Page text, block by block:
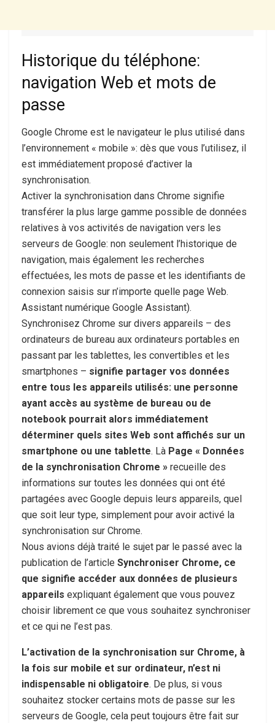
Historique du téléphone:
navigation Web et mots de
passe
Google Chrome est le navigateur le plus utilisé dans
l’environnement « mobile »: dès que vous l’utilisez, il
est immédiatement proposé d’activer la
synchronisation.
Activer la synchronisation dans Chrome signifie
transférer la plus large gamme possible de données
relatives à vos activités de navigation vers les
serveurs de Google: non seulement l’historique de
navigation, mais également les recherches
effectuées, les mots de passe et les identifiants de
connexion saisis sur n’importe quelle page Web.
Assistant numérique Google Assistant).
Synchronisez Chrome sur divers appareils – des
ordinateurs de bureau aux ordinateurs portables en
passant par les tablettes, les convertibles et les
smartphones – signifie partager vos données
entre tous les appareils utilisés: une personne
ayant accès au système de bureau ou de
notebook pourrait alors immédiatement
déterminer quels sites Web sont affichés sur un
smartphone ou une tablette. Là Page « Données
de la synchronisation Chrome » recueille des
informations sur toutes les données qui ont été
partagées avec Google depuis leurs appareils, quel
que soit leur type, simplement pour avoir activé la
synchronisation sur Chrome.
Nous avions déjà traité le sujet par le passé avec la
publication de l’article Synchroniser Chrome, ce
que signifie accéder aux données de plusieurs
appareils expliquant également que vous pouvez
choisir librement ce que vous souhaitez synchroniser
et ce qui ne l’est pas.
L’activation de la synchronisation sur Chrome, à
la fois sur mobile et sur ordinateur, n’est ni
indispensable ni obligatoire. De plus, si vous
souhaitez stocker certains mots de passe sur les
serveurs de Google, cela peut toujours être fait sur